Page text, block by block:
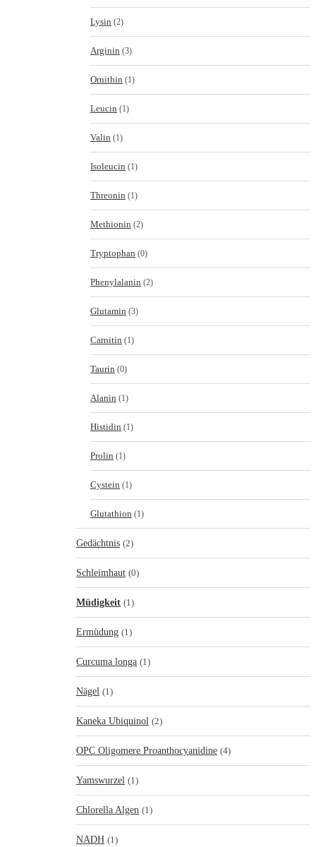
Lysin (2)
Arginin (3)
Ornithin (1)
Leucin (1)
Valin (1)
Isoleucin (1)
Threonin (1)
Methionin (2)
Tryptophan (0)
Phenylalanin (2)
Glutamin (3)
Carnitin (1)
Taurin (0)
Alanin (1)
Histidin (1)
Prolin (1)
Cystein (1)
Glutathion (1)
Gedächtnis (2)
Schleimhaut (0)
Müdigkeit (1)
Ermüdung (1)
Curcuma longa (1)
Nägel (1)
Kaneka Ubiquinol (2)
OPC Oligomere Proanthocyanidine (4)
Yamswurzel (1)
Chlorella Algen (1)
NADH (1)